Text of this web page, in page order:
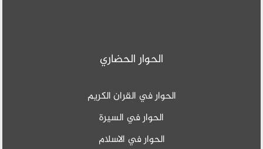
الحوار الحضاري
الحوار في القران الكريم
الحوار في السيرة
الحوار في الاسلام